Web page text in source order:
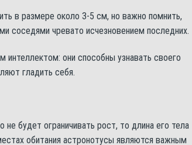
в размере около 3-5 см, но важно помнить,
соседями чревато исчезновением последних.
они способны узнавать своего
гладить себя.
не будет ограничивать рост, то длина его тела
обитания астронотусы являются важным